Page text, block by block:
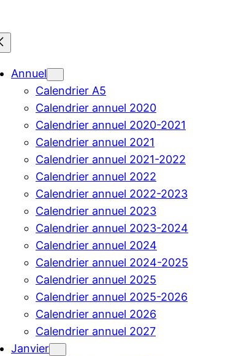
Annuel
Calendrier A5
Calendrier annuel 2020
Calendrier annuel 2020-2021
Calendrier annuel 2021
Calendrier annuel 2021-2022
Calendrier annuel 2022
Calendrier annuel 2022-2023
Calendrier annuel 2023
Calendrier annuel 2023-2024
Calendrier annuel 2024
Calendrier annuel 2024-2025
Calendrier annuel 2025
Calendrier annuel 2025-2026
Calendrier annuel 2026
Calendrier annuel 2027
Janvier